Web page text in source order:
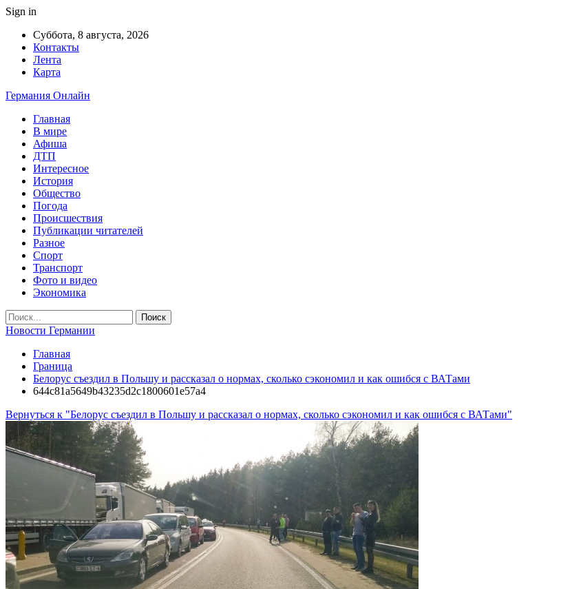
Sign in
Суббота, 8 августа, 2026
Контакты
Лента
Карта
Германия Онлайн
Главная
В мире
Афиша
ДТП
Интересное
История
Общество
Погода
Происшествия
Публикации читателей
Разное
Спорт
Транспорт
Фото и видео
Экономика
Новости Германии
Главная
Граница
Белорус съездил в Польшу и рассказал о нормах, сколько сэкономил и как ошибся с ВАТами
644c81a5649b43235d2c1800601e57a4
Вернуться к "Белорус съездил в Польшу и рассказал о нормах, сколько сэкономил и как ошибся с ВАТами"